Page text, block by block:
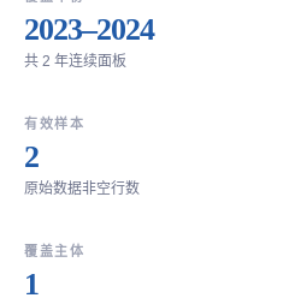
2023–2024
共 2 年连续面板
有效样本
2
原始数据非空行数
覆盖主体
1